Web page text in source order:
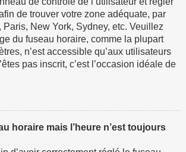
de trouver votre zone adéquate, par
New York, Sydney, etc. Veuillez
du fuseau horaire, comme la plupart
n’est accessible qu’aux utilisateurs
pas inscrit, c’est l’occasion idéale de
horaire mais l’heure n’est toujours